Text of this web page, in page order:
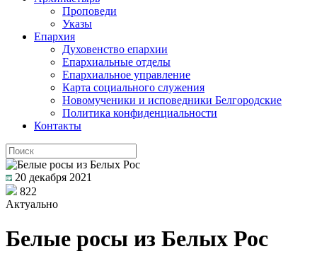
Проповеди
Указы
Епархия
Духовенство епархии
Епархиальные отделы
Епархиальное управление
Карта социального служения
Новомученики и исповедники Белгородские
Политика конфиденциальности
Контакты
20 декабря 2021
822
Актуально
Белые росы из Белых Рос